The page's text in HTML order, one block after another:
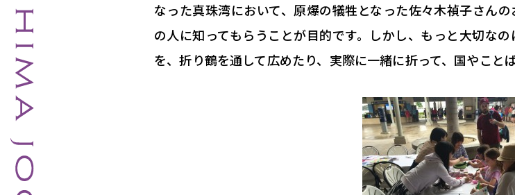
なった真珠湾において、原爆の犠牲となった佐々木禎子さん
の人に知ってもらうことが目的です。しかし、もっと大切な
を、折り鶴を通して広めたり、実際に一緒に折って、国やこと